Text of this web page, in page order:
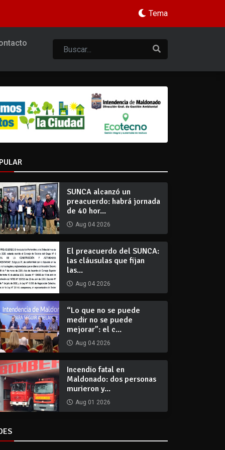
Tema
SUNCA alcanzó un
preacuerdo: habrá jornada
de 40 hor...
Aug 04 2026
El preacuerdo del SUNCA:
las cláusulas que fijan
las...
Aug 04 2026
“Lo que no se puede
medir no se puede
mejorar”: el c...
Aug 04 2026
Incendio fatal en
Maldonado: dos personas
murieron y...
Aug 01 2026